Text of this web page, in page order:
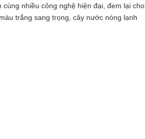
nhiều công nghệ hiện đại, đem lại cho
trắng sang trọng, cây nước nóng lạnh